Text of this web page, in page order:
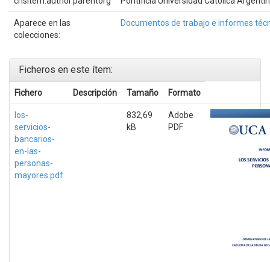
Aparece en las
colecciones:
Documentos de trabajo e informes
Ficheros en este ítem:
Fichero Descripción Tamaño Formato
los-
servicios-
bancarios-
en-las-
personas-
mayores.pdf
832,69
kB
Adobe
PDF